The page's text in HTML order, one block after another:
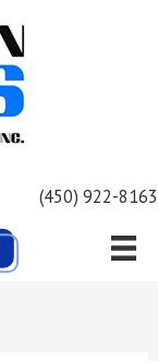
(450) 922-8163